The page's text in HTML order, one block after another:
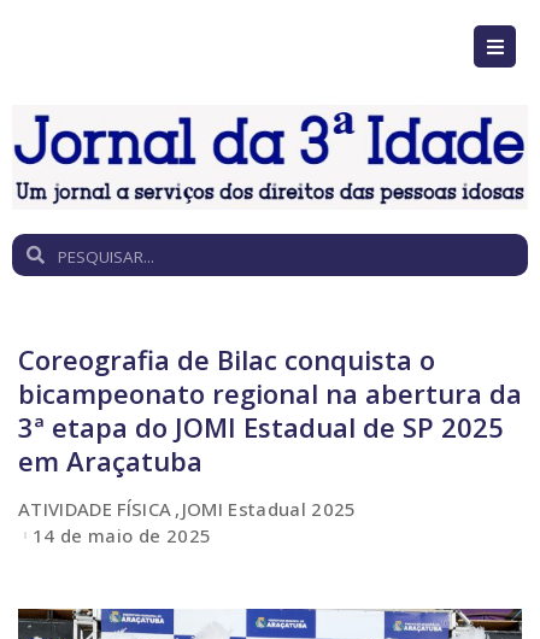
Coreografia de Bilac conquista o
bicampeonato regional na abertura da
3ª etapa do JOMI Estadual de SP 2025
em Araçatuba
ATIVIDADE FÍSICA JOMI Estadual 2025
14 de maio de 2025